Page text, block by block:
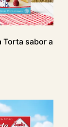
Torta sabor a